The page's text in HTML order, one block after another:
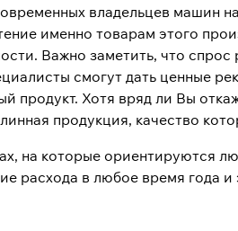
владельцев машин
именно товарам этого
Важно заметить, что
смогут дать ценные
продукт. Хотя вряд ли Вы
продукция, качество
на которые ориентируются
расхода в любое время года и